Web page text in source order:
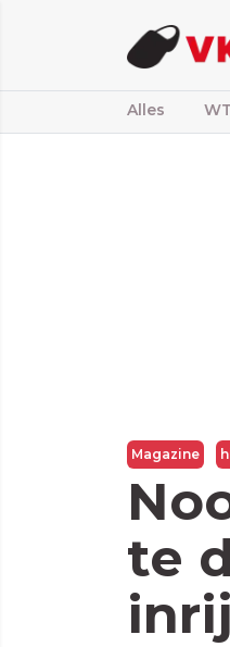
Alles
Magazine
te